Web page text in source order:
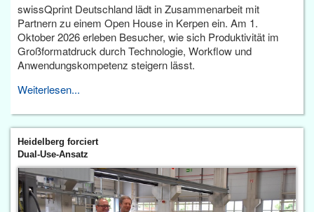
swissQprint Deutschland lädt in Zusammenarbeit mit
Partnern zu einem Open House in Kerpen ein. Am 1.
Oktober 2026 erleben Besucher, wie sich Produktivität im
Großformatdruck durch Technologie, Workflow und
Anwendungskompetenz steigern lässt.
Weiterlesen...
Heidelberg forciert
Dual-Use-Ansatz